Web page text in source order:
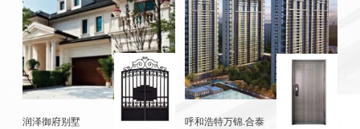
润泽御府别墅 呼和浩特万锦.合泰